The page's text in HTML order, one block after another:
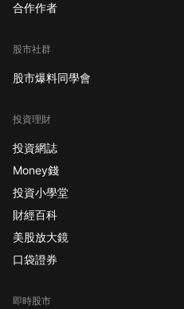
合作作者
股市社群
股市爆料同學會
投資理財
投資網誌
Money錢
投資小學堂
財經百科
美股放大鏡
口袋證券
即時股市